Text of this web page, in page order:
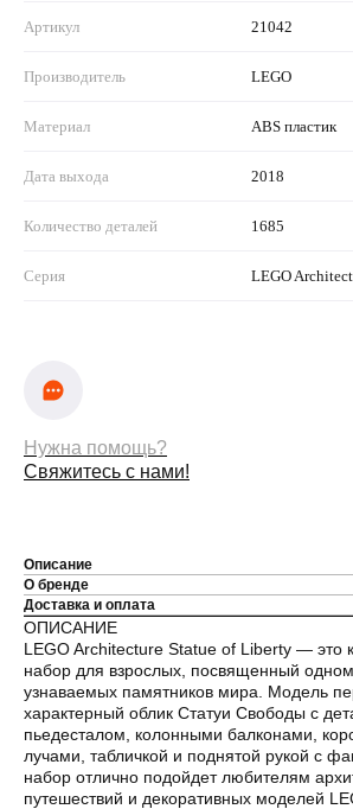
Артикул 21042
Производитель LEGO
Материал ABS пластик
Дата выхода 2018
Количество деталей 1685
Серия LEGO
Нужна помощь?
Свяжитесь с нами!
Описание
О бренде
Доставка и оплата
ОПИСАНИЕ
LEGO Architecture Statue of Liberty — это
набор для взрослых, посвященный
узнаваемых памятников мира. Модель
характерный облик Статуи Свободы с
пьедесталом, колонными балконами,
лучами, табличкой и поднятой рукой с
набор отлично подойдет любителям
путешествий и декоративных моделей